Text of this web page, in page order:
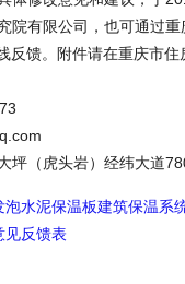
院有限公司，也可通过
反馈。附件请在重庆市住
（虎头岩）经纬大道
水泥保温板建筑保温系
见反馈表